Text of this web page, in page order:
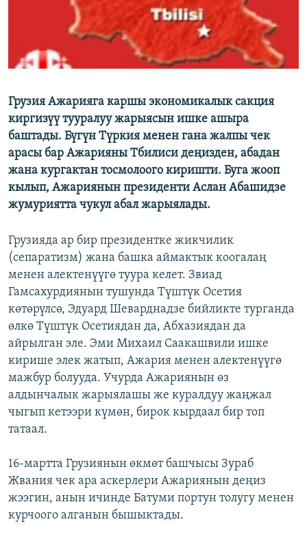
ЭЕ/АРнун бардык сайттары
Грузия Aжарияга каршы экономикалык сакция
киргизүү тууралуу жарыясын ишке ашыра
баштады. Бүгүн Түркия менен гана жалпы чек
арасы бар Ажарияны Тбилиси деңизден, абадан
жана кургактан тосмолоого киришти. Буга жооп
кылып, Ажариянын президенти Аслан Абашидзе
жумуриятта чукул абал жарыялады.
Грузияда ар бир президентке жикчилик
(сепаратизм) жана башка аймактык коогалаң
менен алектенүүгө туура келет. Звиад
Гамсахурдиянын тушунда Түштүк Осетия
көтөрүлсө, Эдуард Шеварднадзе бийликте турганда
өлкө Түштүк Осетиядан да, Абхазиядан да
айрылган эле. Эми Михаил Саакашвили ишке
кирише элек жатып, Ажария менен алектенүүгө
мажбур болууда. Учурда Ажариянын өз
алдынчалык жарыялашы же куралдуу жаңжал
чыгып кетээри күмөн, бирок кырдаал бир топ
татаал.
16-мартта Грузиянын өкмөт башчысы Зураб
Жвания чек ара аскерлери Ажариянын деңиз
жээгин, анын ичинде Батуми портун толугу менен
курчоого алганын бышыктады.